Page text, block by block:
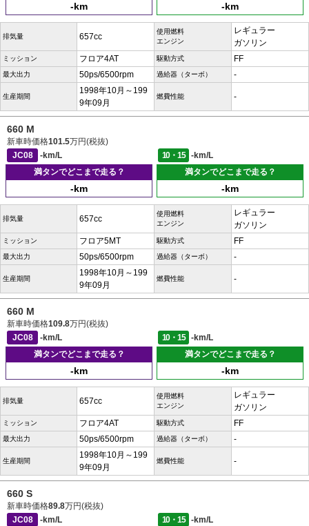
-km -km
排気量 657cc
使用燃料
エンジン
レギュラー
ガソリン
ミッション フロア4AT 駆動方式 FF
最大出力 50ps/6500rpm 過給器（ターボ） -
生産期間
1998年10月～199
9年09月
燃費性能 -
660 M
新車時価格101.5万円(税抜)
JC08
-km/L 10・15
-km/L
満タンでどこまで走る？
-km
満タンでどこまで走る？
-km
排気量 657cc
使用燃料
エンジン
レギュラー
ガソリン
ミッション フロア5MT 駆動方式 FF
最大出力 50ps/6500rpm 過給器（ターボ） -
生産期間
1998年10月～199
9年09月
燃費性能 -
660 M
新車時価格109.8万円(税抜)
JC08
-km/L 10・15
-km/L
満タンでどこまで走る？
-km
満タンでどこまで走る？
-km
排気量 657cc
使用燃料
エンジン
レギュラー
ガソリン
ミッション フロア4AT 駆動方式 FF
最大出力 50ps/6500rpm 過給器（ターボ） -
生産期間
1998年10月～199
9年09月
燃費性能 -
660 S
新車時価格89.8万円(税抜)
JC08
-km/L 10・15
-km/L